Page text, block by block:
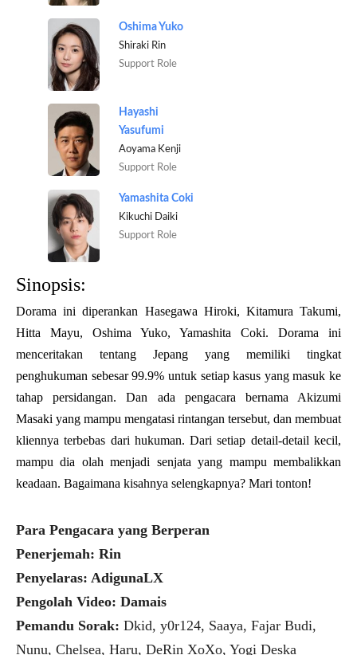
Oshima Yuko
Shiraki Rin
Support Role
Hayashi
Yasufumi
Aoyama Kenji
Support Role
Yamashita Coki
Kikuchi Daiki
Support Role
Sinopsis:
Dorama ini diperankan Hasegawa Hiroki, Kitamura Takumi,
Hitta Mayu, Oshima Yuko, Yamashita Coki. Dorama ini
menceritakan tentang Jepang yang memiliki tingkat
penghukuman sebesar 99.9% untuk setiap kasus yang masuk ke
tahap persidangan. Dan ada pengacara bernama Akizumi
Masaki yang mampu mengatasi rintangan tersebut, dan membuat
kliennya terbebas dari hukuman. Dari setiap detail-detail kecil,
mampu dia olah menjadi senjata yang mampu membalikkan
keadaan. Bagaimana kisahnya selengkapnya? Mari tonton!
Para Pengacara yang Berperan
Penerjemah: Rin
Penyelaras: AdigunaLX
Pengolah Video: Damais
Pemandu Sorak: Dkid, y0r124, Saaya, Fajar Budi,
Nunu, Chelsea, Haru, DeRin XoXo, Yogi Deska